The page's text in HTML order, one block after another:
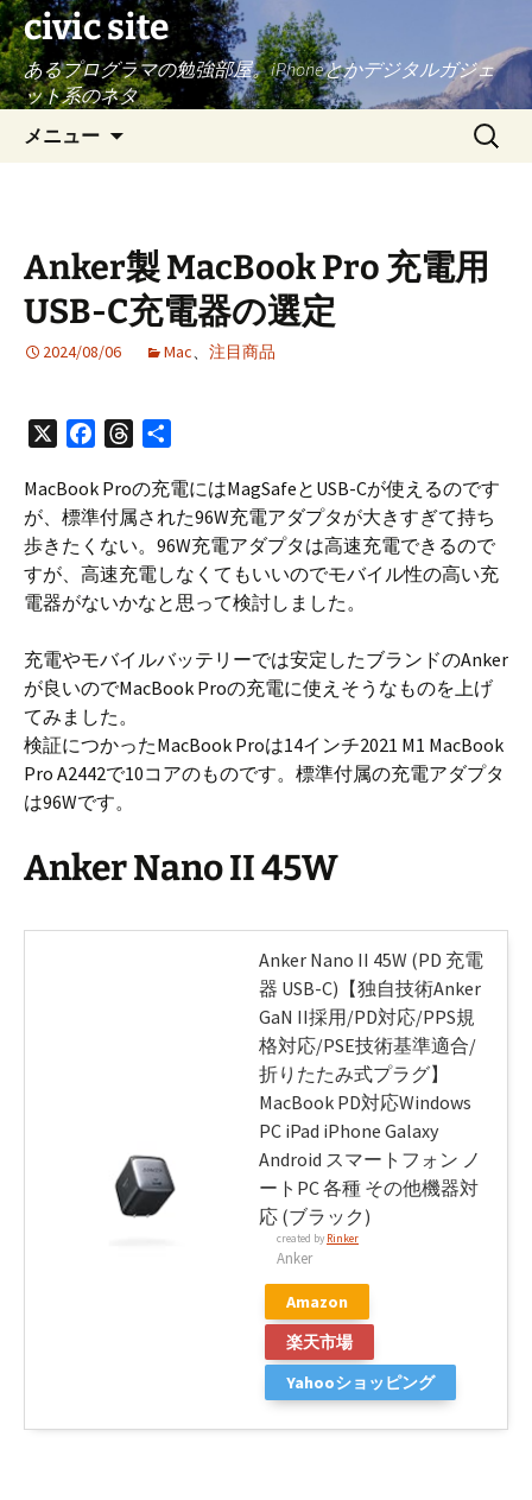
civic site
あるプログラマの勉強部屋。iPhoneとかデジタルガジェ
ット系のネタ
メニュー
へ
ス
キ
検
索:
Anker製 MacBook Pro 充電用
USB-C充電器の選定
2024/08/06 Mac、 注目商品
c
e
b
o
o
r
e
a
d
s
MacBook Proの充電にはMagSafeとUSB-Cが使えるのです
が、標準付属された96W充電アダプタが大きすぎて持ち
歩きたくない。96W充電アダプタは高速充電できるので
すが、高速充電しなくてもいいのでモバイル性の高い充
電器がないかなと思って検討しました。
充電やモバイルバッテリーでは安定したブランドのAnker
が良いのでMacBook Proの充電に使えそうなものを上げ
てみました。
検証につかったMacBook Proは14インチ2021 M1 MacBook
Pro A2442で10コアのものです。標準付属の充電アダプタ
は96Wです。
Anker Nano II 45W
Anker Nano II 45W (PD 充電
器 USB-C)【独自技術Anker
GaN II採用/PD対応/PPS規
格対応/PSE技術基準適合/
折りたたみ式プラグ】
MacBook PD対応Windows
PC iPad iPhone Galaxy
Android スマートフォン ノ
ートPC 各種 その他機器対
応 (ブラック)
created by Rinker
Anker
Amazon
楽天市場
Yahooショッピング